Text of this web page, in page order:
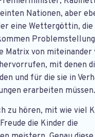
Nationen, aber
eine Wettergöttin,
Matrix von miteinander
mit denen
und für die sie in
erarbeiten müssen.
zu hören, mit wie viel
die Kinder die